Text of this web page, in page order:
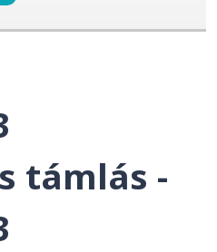
támlás -